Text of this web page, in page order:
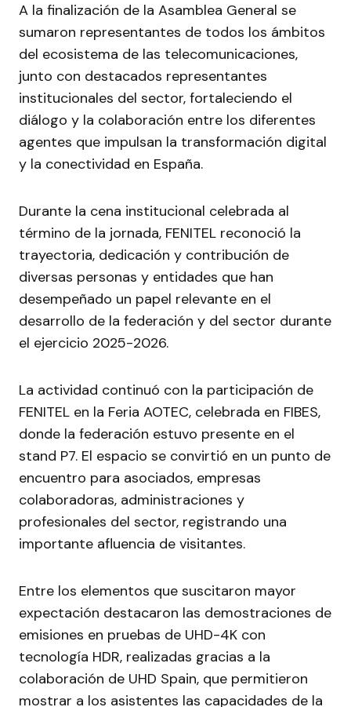
A la finalización de la Asamblea General se
sumaron representantes de todos los ámbitos
del ecosistema de las telecomunicaciones,
junto con destacados representantes
institucionales del sector, fortaleciendo el
diálogo y la colaboración entre los diferentes
agentes que impulsan la transformación digital
y la conectividad en España.
Durante la cena institucional celebrada al
término de la jornada, FENITEL reconoció la
trayectoria, dedicación y contribución de
diversas personas y entidades que han
desempeñado un papel relevante en el
desarrollo de la federación y del sector durante
el ejercicio 2025-2026.
La actividad continuó con la participación de
FENITEL en la Feria AOTEC, celebrada en FIBES,
donde la federación estuvo presente en el
stand P7. El espacio se convirtió en un punto de
encuentro para asociados, empresas
colaboradoras, administraciones y
profesionales del sector, registrando una
importante afluencia de visitantes.
Entre los elementos que suscitaron mayor
expectación destacaron las demostraciones de
emisiones en pruebas de UHD-4K con
tecnología HDR, realizadas gracias a la
colaboración de UHD Spain, que permitieron
mostrar a los asistentes las capacidades de la